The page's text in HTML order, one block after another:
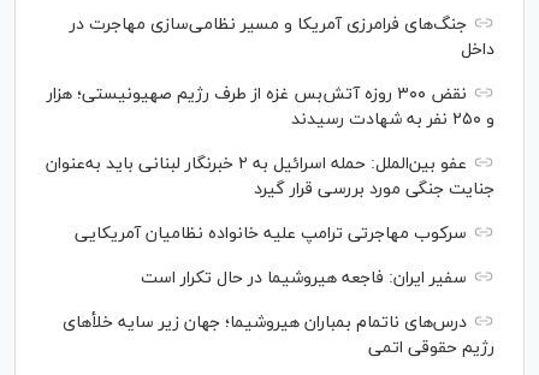
جنگ‌های فرامرزی آمریکا و مسیر نظامی‌سازی مهاجرت در
داخل
نقض ۳۰۰ روزه آتش‌بس غزه از طرف رژیم صهیونیستی؛ هزار
و ۲۵۰ نفر به شهادت رسیدند
عفو بین‌الملل: حمله اسرائیل به ۲ خبرنگار لبنانی باید به‌عنوان
جنایت جنگی مورد بررسی قرار گیرد
سرکوب مهاجرتی ترامپ علیه خانواده نظامیان آمریکایی
سفیر ایران: فاجعه هیروشیما در حال تکرار است
درس‌های ناتمام بمباران هیروشیما؛ جهان زیر سایه خلأ‌های
رژیم حقوقی اتمی